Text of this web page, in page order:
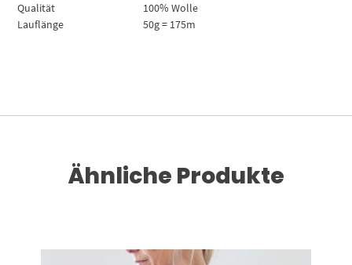
Qualität
100% Wolle
Lauflänge
50g = 175m
Ähnliche Produkte
Dieses Produkt weist mehrere Varianten auf. Die Optionen können auf der Produktseite gewählt werden